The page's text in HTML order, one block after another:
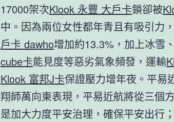
17000架次Klook 永豐 大戶卡鎖卻被
中。因為兩位女性都年青且有吸引力
戶卡 dawho增加約13.3%，加上冰雪
cube卡能見度等惡劣氣象頻發，運輸
Klook 富邦J卡保證壓力增年夜。平易
翔師萬向東表現，平易近航將從三個
是加大力度平安治理，確保平安出行